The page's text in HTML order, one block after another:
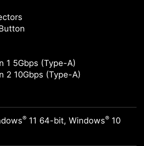
1 5Gbps (Type-A)
2 10Gbps (Type-A)
® 11 64-bit, Windows® 10